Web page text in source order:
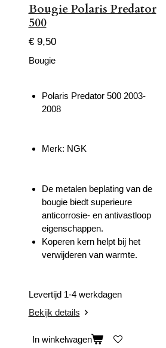
Bougie Polaris Predator
500
€ 9,50
Bougie
Polaris Predator 500 2003-
2008
Merk: NGK
De metalen beplating van de
bougie biedt superieure
anticorrosie- en antivastloop
eigenschappen.
Koperen kern helpt bij het
verwijderen van warmte.
Levertijd 1-4 werkdagen
Bekijk details
In winkelwagen